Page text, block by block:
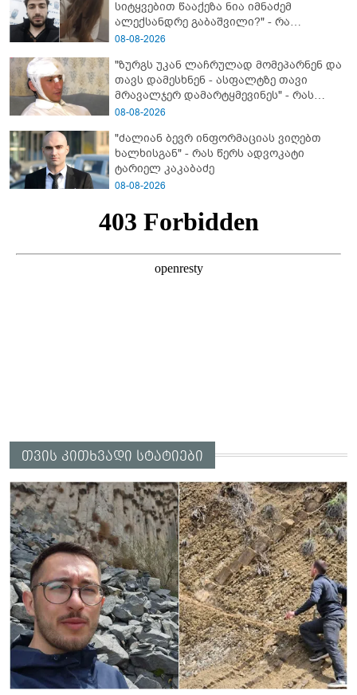
სიტყვებით წააქეზა ნია იმნაძემ
ალექსანდრე გაბაშვილი?" - რა
მიმართვას ავრცელებს ნია იმნაძის
08-08-2026
"ზურგს უკან ლაჩრულად მომეპარნენ და
თავს დამესხნენ - ასფალტზე თავი
მრავალჯერ დამარტყმევინეს" - რას
ჰყვება კურიერი, რომელსაც
გაუსწორდნენ?
08-08-2026
"ძალიან ბევრ ინფორმაციას ვიღებთ
ხალხისგან" - რას წერს ადვოკატი
ტარიელ კაკაბაძე
08-08-2026
თვის კითხვადი სტატიები